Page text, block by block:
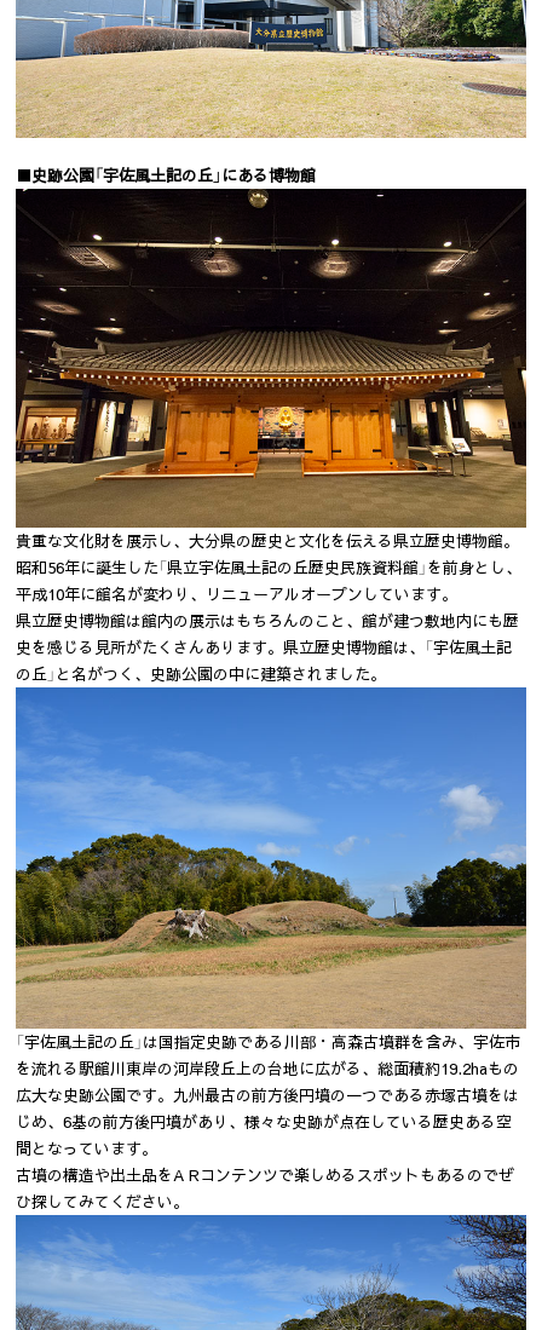
■史跡公園「宇佐風土記の丘」にある博物館
貴重な文化財を展示し、大分県の歴史と文化を伝える県立歴史博物館。
昭和56年に誕生した「県立宇佐風土記の丘歴史民族資料館」を前身とし、
平成10年に館名が変わり、リニューアルオープンしています。
県立歴史博物館は館内の展示はもちろんのこと、館が建つ敷地内にも歴
史を感じる見所がたくさんあります。県立歴史博物館は、「宇佐風土記
の丘」と名がつく、史跡公園の中に建築されました。
「宇佐風土記の丘」は国指定史跡である川部・高森古墳群を含み、宇佐市
を流れる駅館川東岸の河岸段丘上の台地に広がる、総面積約19.2haもの
広大な史跡公園です。九州最古の前方後円墳の一つである赤塚古墳をは
じめ、6基の前方後円墳があり、様々な史跡が点在している歴史ある空
間となっています。
古墳の構造や出土品をA Rコンテンツで楽しめるスポットもあるのでぜ
ひ探してみてください。